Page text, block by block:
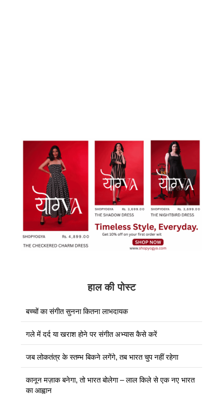
हाल की पोस्ट
बच्चों का संगीत सुनना कितना लाभदायक
गले में दर्द या खराश होने पर संगीत अभ्यास कैसे करें
जब लोकतंत्र के स्तम्भ बिकने लगेंगे, तब भारत चुप नहीं रहेगा
कानून मज़ाक बनेगा, तो भारत बोलेगा – लाल किले से एक नए भारत
का आह्वान